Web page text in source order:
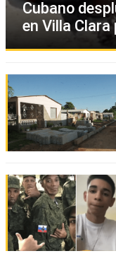
Cubano
en Villa